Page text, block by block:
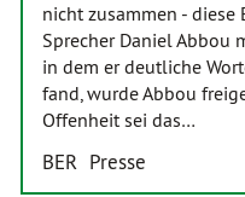
nicht zusammen - diese
Sprecher Daniel Abbou
in dem er deutliche
fand, wurde Abbou
Offenheit sei das…
BER Presse